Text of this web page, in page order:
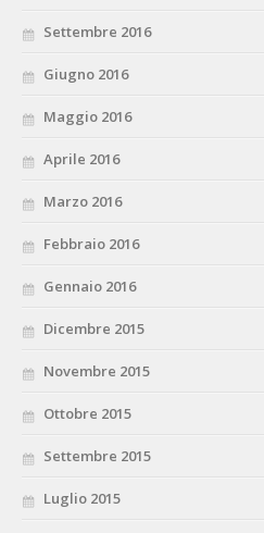
Settembre 2016
Giugno 2016
Maggio 2016
Aprile 2016
Marzo 2016
Febbraio 2016
Gennaio 2016
Dicembre 2015
Novembre 2015
Ottobre 2015
Settembre 2015
Luglio 2015